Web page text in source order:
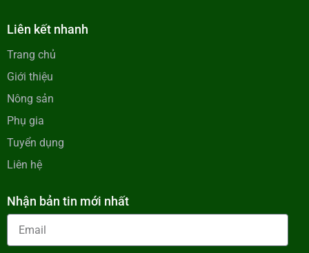
Liên kết nhanh
Trang chủ
Giới thiệu
Nông sản
Phụ gia
Tuyển dụng
Liên hệ
Nhận bản tin mới nhất